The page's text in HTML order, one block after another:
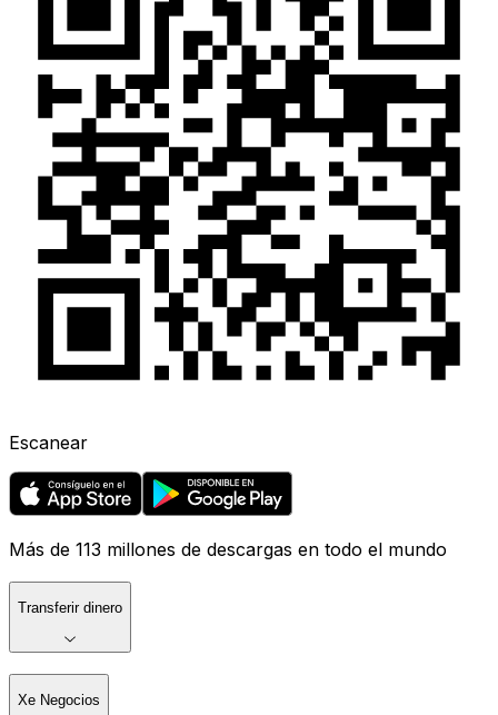
Escanear
Más de 113 millones de descargas en todo el mundo
Transferir dinero
Xe Negocios